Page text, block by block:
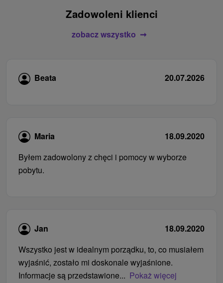
Zadowoleni klienci
zobacz wszystko
Beata 20.07.2026
Maria
18.09.2020
Byłem zadowolony z chęci i pomocy w wyborze
pobytu.
Jan
18.09.2020
Wszystko jest w idealnym porządku, to, co musiałem
wyjaśnić, zostało mi doskonale wyjaśnione.
Informacje są przedstawione... Pokaż więcej